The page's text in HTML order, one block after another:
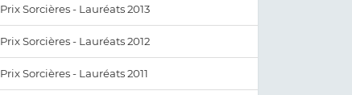
Prix Sorcières - Lauréats 2013
Prix Sorcières - Lauréats 2012
Prix Sorcières - Lauréats 2011